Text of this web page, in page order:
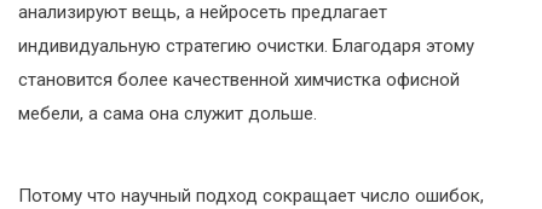
анализируют вещь, а нейросеть предлагает
индивидуальную стратегию очистки. Благодаря этому
становится более качественной химчистка офисной
мебели, а сама она служит дольше.
Потому что научный подход сокращает число ошибок,